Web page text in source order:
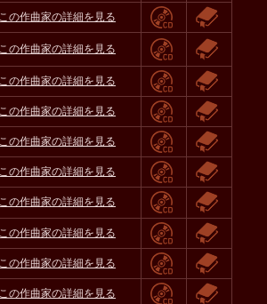
この作曲家の詳細を見る
この作曲家の詳細を見る
この作曲家の詳細を見る
この作曲家の詳細を見る
この作曲家の詳細を見る
この作曲家の詳細を見る
この作曲家の詳細を見る
この作曲家の詳細を見る
この作曲家の詳細を見る
この作曲家の詳細を見る